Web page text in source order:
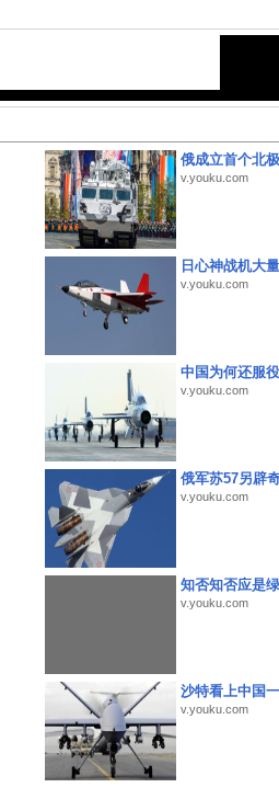
俄成立首个北
v.youku.com
日心神战机大
v.youku.com
中国为何还服
v.youku.com
俄军苏57另辟
v.youku.com
知否知否应是
v.youku.com
沙特看上中国
v.youku.com